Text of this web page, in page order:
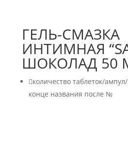
ГЕЛЬ-СМАЗКА
ИНТИМНАЯ
ШОКОЛАД 50
количество таблеток/
конце названия после №